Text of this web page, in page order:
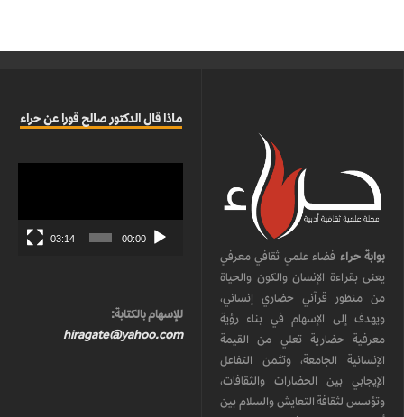
بوابة حراء فضاء علمي ثقافي معرفي
يعنى بقراءة الإنسان والكون والحياة
من منظور قرآني حضاري إنساني،
ويهدف إلى الإسهام في بناء رؤية
معرفية حضارية تعلي من القيمة
الإنسانية الجامعة، وتثمن التفاعل
الإيجابي بين الحضارات والثقافات،
وتؤسس لثقافة التعايش والسلام بين
ماذا قال الدكتور صالح قورا عن حراء
00:00
03:14
للإسهام بالكتابة:
hiragate@yahoo.com